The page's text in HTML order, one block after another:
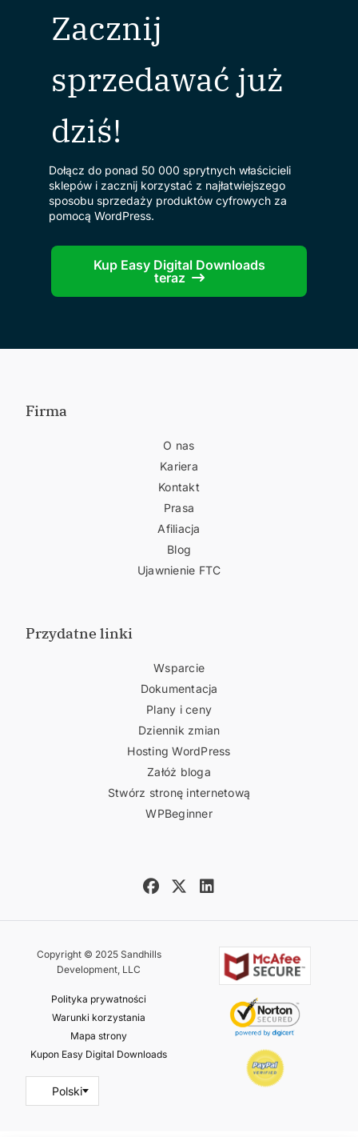
Zacznij
sprzedawać już
dziś!
Dołącz do ponad 50 000 sprytnych właścicieli
sklepów i zacznij korzystać z najłatwiejszego
sposobu sprzedaży produktów cyfrowych za
pomocą WordPress.
Kup Easy Digital Downloads
teraz
Firma
O nas
Kariera
Kontakt
Prasa
Afiliacja
Blog
Ujawnienie FTC
Przydatne linki
Wsparcie
Dokumentacja
Plany i ceny
Dziennik zmian
Hosting WordPress
Załóż bloga
Stwórz stronę internetową
WPBeginner
Copyright © 2025 Sandhills
Development, LLC
Polityka prywatności
Warunki korzystania
Mapa strony
Kupon Easy Digital Downloads